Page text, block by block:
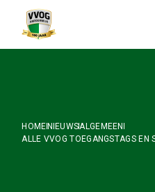
content
HOME NIEUWSALGEMEEN
ALLE VVOG TOEGANGSTAGS EN